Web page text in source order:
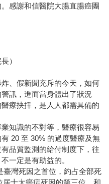
感謝和信醫院大腸直腸癌團
）
、假新聞充斥的今天，如何
訊，進而當身體出了狀況
療抉擇，是人人都需具備的
知識的不對等，醫療很容易
20 至 30% 的過度醫療及無
品質監測的給付制度下，往
一定是有助益的。
臺灣死因之首位，約占全部死
十大癌症死因的第三位。和